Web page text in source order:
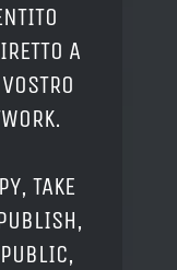
A
TAKE